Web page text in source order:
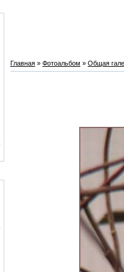
Главная » Фотоальбом » Общая